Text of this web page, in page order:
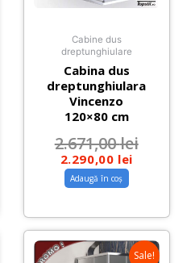
Cabine dus
dreptunghiulare
Cabina dus
dreptunghiulara
Vincenzo
120×80 cm
2.671,00lei
2.290,00 lei
Adaugă în coș
Sale!